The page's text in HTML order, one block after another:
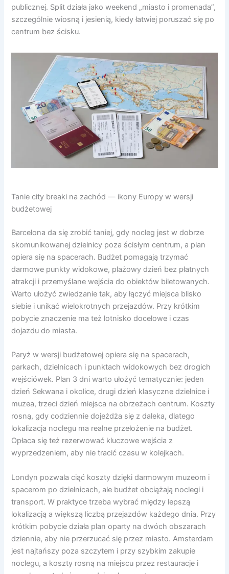
publicznej. Split działa jako weekend „miasto i promenada”,
szczególnie wiosną i jesienią, kiedy łatwiej poruszać się po
centrum bez ścisku.
Tanie city breaki na zachód — ikony Europy w wersji
budżetowej
Barcelona da się zrobić taniej, gdy nocleg jest w dobrze
skomunikowanej dzielnicy poza ścisłym centrum, a plan
opiera się na spacerach. Budżet pomagają trzymać
darmowe punkty widokowe, plażowy dzień bez płatnych
atrakcji i przemyślane wejścia do obiektów biletowanych.
Warto ułożyć zwiedzanie tak, aby łączyć miejsca blisko
siebie i unikać wielokrotnych przejazdów. Przy krótkim
pobycie znaczenie ma też lotnisko docelowe i czas
dojazdu do miasta.
Paryż w wersji budżetowej opiera się na spacerach,
parkach, dzielnicach i punktach widokowych bez drogich
wejściówek. Plan 3 dni warto ułożyć tematycznie: jeden
dzień Sekwana i okolice, drugi dzień klasyczne dzielnice i
muzea, trzeci dzień miejsca na obrzeżach centrum. Koszty
rosną, gdy codziennie dojeżdża się z daleka, dlatego
lokalizacja noclegu ma realne przełożenie na budżet.
Opłaca się też rezerwować kluczowe wejścia z
wyprzedzeniem, aby nie tracić czasu w kolejkach.
Londyn pozwala ciąć koszty dzięki darmowym muzeom i
spacerom po dzielnicach, ale budżet obciążają noclegi i
transport. W praktyce trzeba wybrać między lepszą
lokalizacją a większą liczbą przejazdów każdego dnia. Przy
krótkim pobycie działa plan oparty na dwóch obszarach
dziennie, aby nie przerzucać się przez miasto. Amsterdam
jest najtańszy poza szczytem i przy szybkim zakupie
noclegu, a koszty rosną na miejscu przez restauracje i